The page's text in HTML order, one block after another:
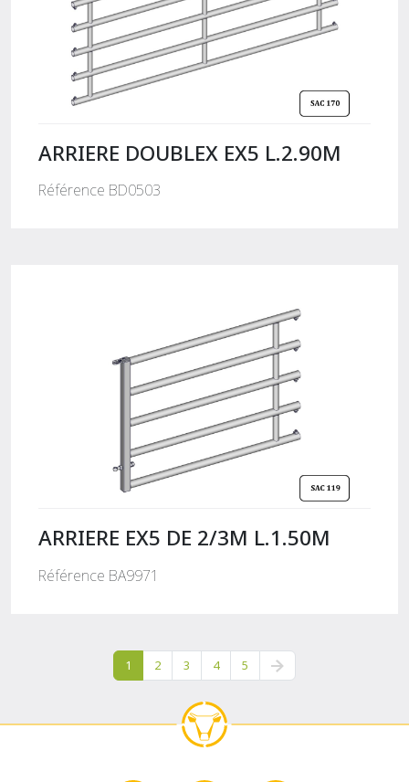
ARRIERE DOUBLEX EX5 L.2.90M
Référence BD0503
ARRIERE EX5 DE 2/3M L.1.50M
Référence BA9971
1 2 3 4 5